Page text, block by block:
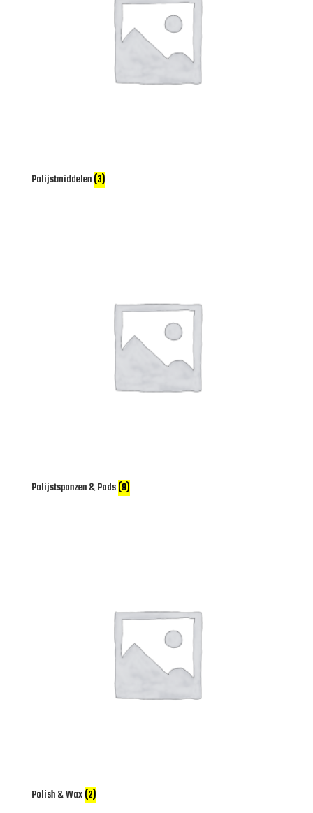
Polijstmiddelen(3)
Polijstsponzen & Pads(9)
Polish & Wax(2)